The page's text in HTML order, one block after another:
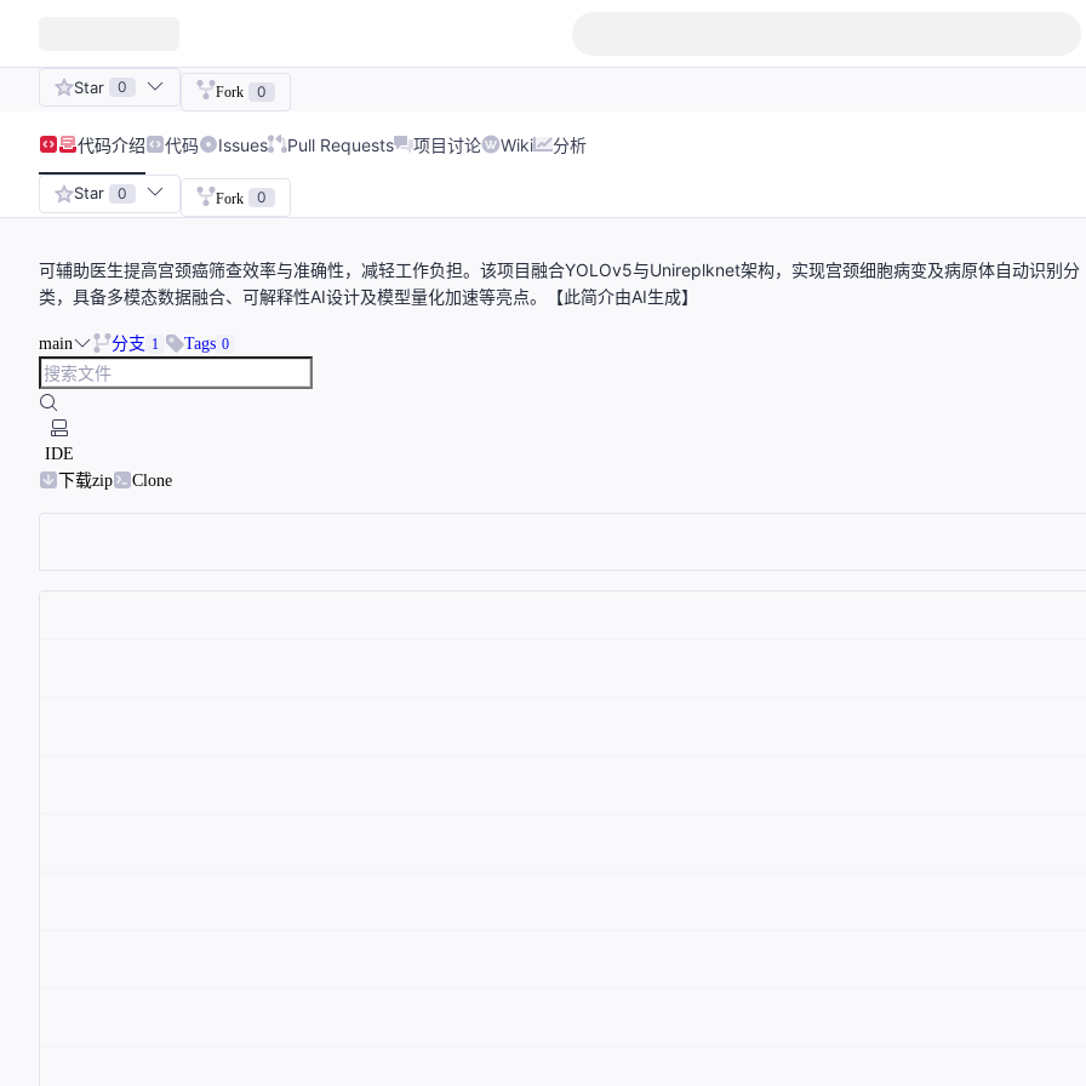
Star 0 Fork 0
代码介绍 代码 Issues Pull Requests 项目讨论 Wiki 分析
Star 0 Fork 0
可辅助医生提高宫颈癌筛查效率与准确性，减轻工作负担。该项目融合YOLOv5与Unireplknet架构，实现宫颈细胞病变及病原体自动识别分
类，具备多模态数据融合、可解释性AI设计及模型量化加速等亮点。【此简介由AI生成】
main 分支 1 Tags 0
IDE
下载zip
Clone